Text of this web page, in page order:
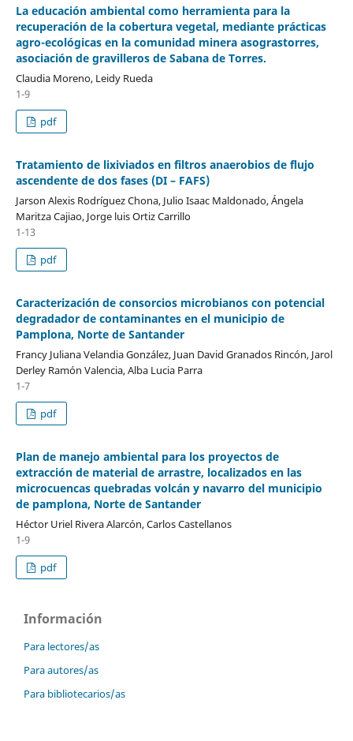
La educación ambiental como herramienta para la
recuperación de la cobertura vegetal, mediante prácticas
agro-ecológicas en la comunidad minera asograstorres,
asociación de gravilleros de Sabana de Torres.
Claudia Moreno, Leidy Rueda
1-9
pdf
Tratamiento de lixiviados en filtros anaerobios de flujo
ascendente de dos fases (DI – FAFS)
Jarson Alexis Rodríguez Chona, Julio Isaac Maldonado, Ángela
Maritza Cajiao, Jorge luis Ortiz Carrillo
1-13
pdf
Caracterización de consorcios microbianos con potencial
degradador de contaminantes en el municipio de
Pamplona, Norte de Santander
Francy Juliana Velandia González, Juan David Granados Rincón, Jarol
Derley Ramón Valencia, Alba Lucia Parra
1-7
pdf
Plan de manejo ambiental para los proyectos de
extracción de material de arrastre, localizados en las
microcuencas quebradas volcán y navarro del municipio
de pamplona, Norte de Santander
Héctor Uriel Rivera Alarcón, Carlos Castellanos
1-9
pdf
Información
Para lectores/as
Para autores/as
Para bibliotecarios/as